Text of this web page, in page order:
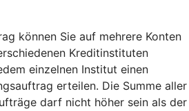
können Sie auf mehrere Konten
Kreditinstituten
einzelnen Institut einen
erteilen. Die Summe aller
darf nicht höher sein als der